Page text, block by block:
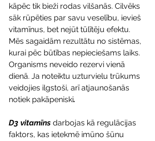
kāpēc tik bieži rodas vilšanās. Cilvēks
sāk rūpēties par savu veselību, ievieš
vitamīnus, bet nejūt tūlītēju efektu.
Mēs sagaidām rezultātu no sistēmas,
kurai pēc būtības nepieciešams laiks.
Organisms neveido rezervi vienā
dienā. Ja noteiktu uzturvielu trūkums
veidojies ilgstoši, arī atjaunošanās
notiek pakāpeniski.
D3 vitamīns darbojas kā regulācijas
faktors, kas ietekmē imūno šūnu